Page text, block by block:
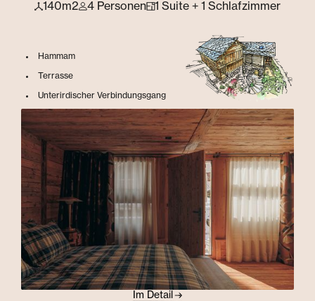
140m2 4 Personen 1 Suite + 1 Schlafzimmer
Hammam
Terrasse
Unterirdischer Verbindungsgang
Im Detail